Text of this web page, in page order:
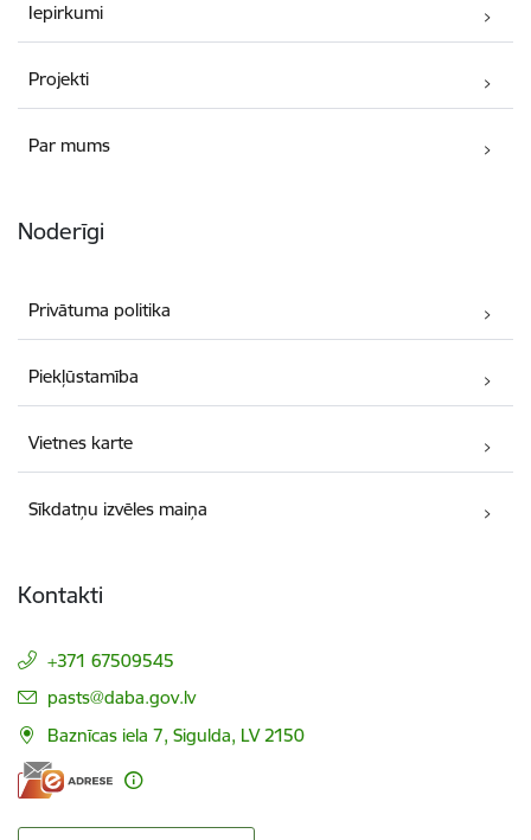
Iepirkumi
Projekti
Par mums
Noderīgi
Privātuma politika
Piekļūstamība
Vietnes karte
Sīkdatņu izvēles maiņa
Kontakti
+371 67509545
E-pasts:
pasts@daba.gov.lv
Baznīcas iela 7, Sigulda, LV 2150